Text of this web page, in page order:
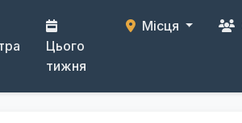
Цього
тижня
Місця